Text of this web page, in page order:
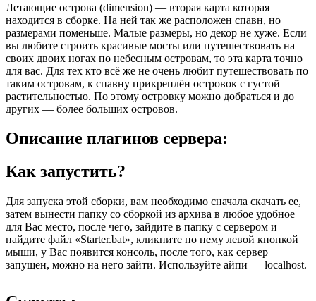
Летающие острова (dimension) — вторая карта которая
находится в сборке. На ней так же расположен спавн, но
размерами поменьше. Малые размеры, но декор не хуже. Если
вы любите строить красивые мосты или путешествовать на
своих двоих ногах по небесным островам, то эта карта точно
для вас. Для тех кто всё же не очень любит путешествовать по
таким островам, к спавну прикреплён островок с густой
растительностью. По этому островку можно добраться и до
других — более больших островов.
Описание плагинов сервера:
Как запустить?
Для запуска этой сборки, вам необходимо сначала скачать ее,
затем вынести папку со сборкой из архива в любое удобное
для Вас место, после чего, зайдите в папку с сервером и
найдите файл «Starter.bat», кликните по нему левой кнопкой
мыши, у Вас появится консоль, после того, как сервер
запущен, можно на него зайти. Используйте айпи — localhost.